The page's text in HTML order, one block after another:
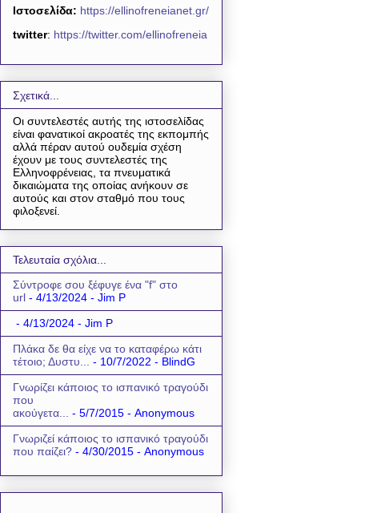
Ιστοσελίδα: https://ellinofreneianet.gr/
twitter: https://twitter.com/ellinofreneia
Σχετικά...
Οι συντελεστές αυτής της ιστοσελίδας
είναι φανατικοί ακροατές της εκπομπής
αλλά πέραν αυτού ουδεμία σχέση
έχουν με τους συντελεστές της
Ελληνοφρένειας, τα πνευματικά
δικαιώματα της οποίας ανήκουν σε
αυτούς και στον σταθμό που τους
φιλοξενεί.
Τελευταία σχόλια...
Σύντροφε σου ξέφυγε ένα "f" στο
url - 4/13/2024 - Jim P
- 4/13/2024 - Jim P
Πλάκα δε θα είχε να το καταφέρω κάτι
τέτοιο; Δυστυ...
- 10/7/2022 - BlindG
Γνωρίζει κάποιος το ισπανικό τραγούδι
που
ακούγετα...
- 5/7/2015 - Anonymous
Γνωριζεί κάποιος το ισπανικό τραγούδι
που παίζει? - 4/30/2015 - Anonymous